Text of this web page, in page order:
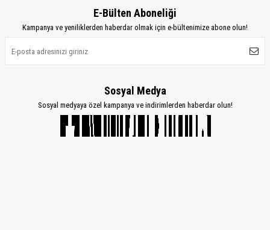
E-Bülten Aboneliği
Kampanya ve yeniliklerden haberdar olmak için e-bültenimize abone olun!
Sosyal Medya
Sosyal medyaya özel kampanya ve indirimlerden haberdar olun!